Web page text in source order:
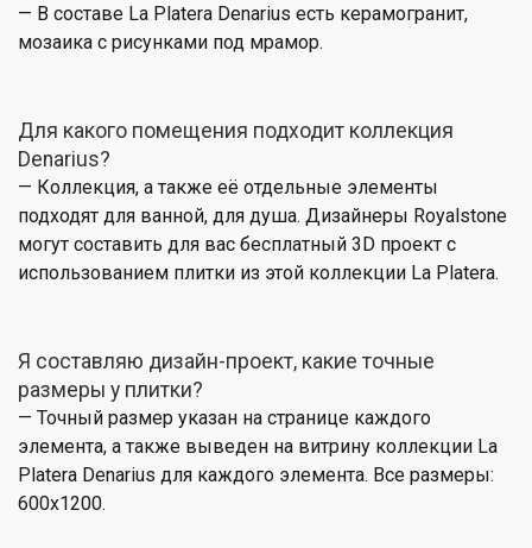
— В составе La Platera Denarius есть керамогранит,
мозаика с рисунками под мрамор.
Для какого помещения подходит коллекция
Denarius?
— Коллекция, а также её отдельные элементы
подходят для ванной, для душа. Дизайнеры Royalstone
могут составить для вас бесплатный 3D проект с
использованием плитки из этой коллекции La Platera.
Я составляю дизайн-проект, какие точные
размеры у плитки?
— Точный размер указан на странице каждого
элемента, а также выведен на витрину коллекции La
Platera Denarius для каждого элемента. Все размеры:
600x1200.